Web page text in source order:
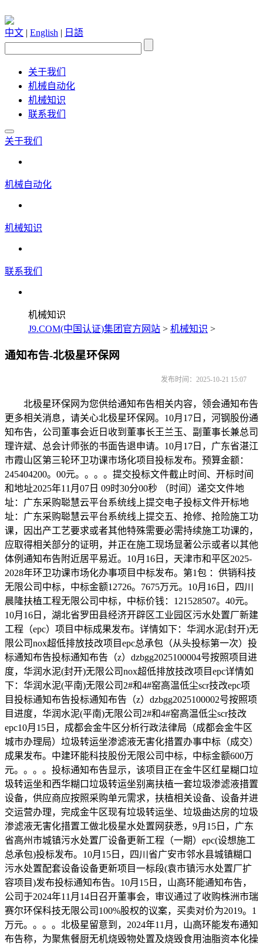
中文 | English | 日語
关于我们
机械自动化
机械知识
联系我们
关于我们
机械自动化
机械知识
联系我们
机械知识
J9.COM(中国认证)集团官方网站 > 机械知识 >
通知布告-北极星环保网
发布时间：2025-10-21 15:07
北极星环保网为您供给通知布告相关内容，领会通知布告
更多相关消息，请关心北极星环保网。10月17日，河钢股份通
知布告，公司董事会近日收到董事长王兰玉、副董事长兼总司
理许斌、总会计师张的书面告退申请。10月17日，广东省湛江
市霞山区第三轮环卫功课市场化项目投标发布。预算金额：
245404200。00元。。。。提交投标文件截止时间、开标时间
和地址2025年11月07日 09时30分00秒 （时间）递交文件地
址：广东采购聪慧云平台系统线上提交电子投标文件开标地
址：广东采购聪慧云平台系统线上提交五、抢修、抢险施工功
课，因出产工艺要求或者其他特殊需要必需持续施工功课的，
应取得相关部分的证明，并正在施工现场显著公示或者以其他
体例通知布告附近居平易近。10月16日，天津市和平区2025-
2028年环卫功课市场化办事项目中标发布。第1包 ：供销科技
无限公司中标，中标金额12726。7675万元。10月16日，四川
晨隆扶植工程无限公司中标，中标价钱：121528507。40元。
10月16日，湖北省罗田县经济开辟区工业园区污水处置厂新建
工程（epc）项目中标成果发布。详情如下：华润水泥(封开)无
限公司nox超低排放技改项目epc总承包（从头投标第一次）投
标通知布告投标通知布告（z）dzbgg2025100004号按照项目进
度，华润水泥(封开)无限公司nox超低排放技改项目epc详情如
下：华润水泥(平南)无限公司2#和4#窑高温低尘scr技改epc项
目投标通知布告投标通知布告（z）dzbgg2025100002号按照项
目进度，华润水泥(平南)无限公司2#和4#窑高温低尘scr技改
epc10月15日，成都会金牛区分析行政法律局（成都会金牛区
城市办理局）垃圾转运坐渗滤液无害化措置办事中标（成交）
成果发布。中建环能科技股份无限公司中标，中标金额600万
元。。。。投标通知布告显示，该项目正在金牛区红星糊口垃
圾转运坐和西华糊口垃圾转运坐别离扶植一套垃圾渗滤液措置
设备，供应商应按照采购单元需求，扶植相关设备、设备并进
交运营办理，完成金牛区现有垃圾转运坐、垃圾曲达房的垃圾
渗滤液无害化措置工做北极星水处置网获悉，9月15日，广东
省高州市城镇污水处置厂设备更新工程（一期）epc(设想施工
总承包)投标发布。10月15日，四川省广安市邻水县城镇糊口
污水处置配套设备设备更新项目一标段(袁市镇污水处置厂扩
容项目)发布投标通知布告。10月15日，山高环能通知布告，
公司于2024年11月14日召开董事会，审议通过了收购株洲市瑞
赛尔环保科技无限公司100%股权的议案，买卖对价为2019。1
万元。。。。北极星留意到，2024年11月，山高环能发布通知
布告称，为聚焦餐厨无机烧毁物处置及烧毁食用油脂资本化操